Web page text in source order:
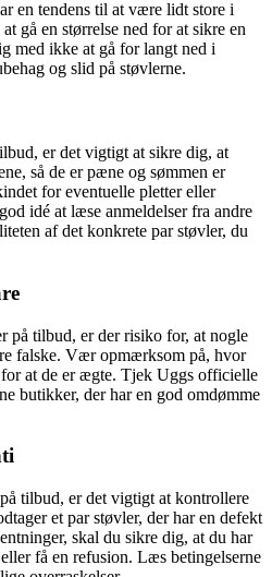
en tendens til at være lidt store i
gå en størrelse ned for at sikre en
med ikke at gå for langt ned i
og slid på støvlerne.
er det vigtigt at sikre dig, at
så de er pæne og sømmen er
for eventuelle pletter eller
idé at læse anmeldelser fra andre
af ​​det konkrete par støvler, du
på tilbud, er der risiko for, at nogle
falske. Vær opmærksom på, hvor
at de er ægte. Tjek Uggs officielle
butikker, der har en god omdømme
tilbud, er det vigtigt at kontrollere
et par støvler, der har en defekt
skal du sikre dig, at du har
få en refusion. Læs betingelserne